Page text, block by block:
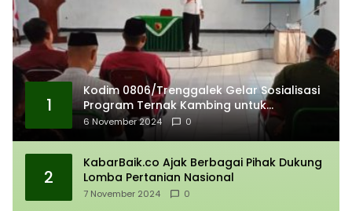
1
Kodim 0806/Trenggalek Gelar Sosialisasi
Program Ternak Kambing untuk
Kemandirian Ekonomi
6 November 2024 0
2
KabarBaik.co Ajak Berbagai Pihak Dukung
Lomba Pertanian Nasional
7 November 2024 0